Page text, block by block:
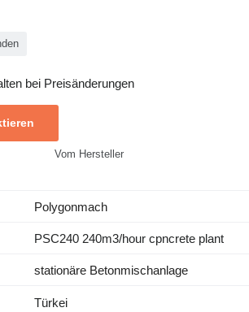
bei Preisänderungen
Vom Hersteller
Polygonmach
PSC240 240m3/hour cpncrete plant
stationäre Betonmischanlage
Türkei